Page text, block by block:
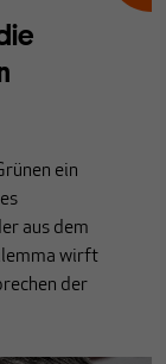
ein
aus dem
wirft
der